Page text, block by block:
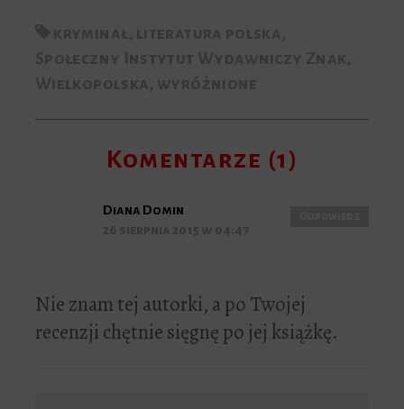
Komentarze (1)
Diana Domin
Nie znam tej autorki, a po Twojej
recenzji chętnie sięgnę po jej książkę.